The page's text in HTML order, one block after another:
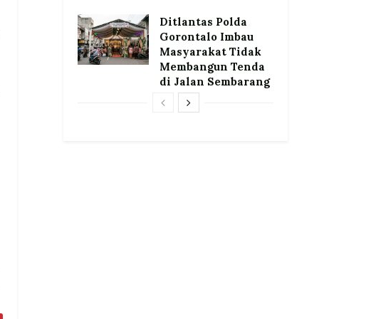
Ditlantas Polda
Gorontalo Imbau
Masyarakat Tidak
Membangun Tenda
di Jalan Sembarang